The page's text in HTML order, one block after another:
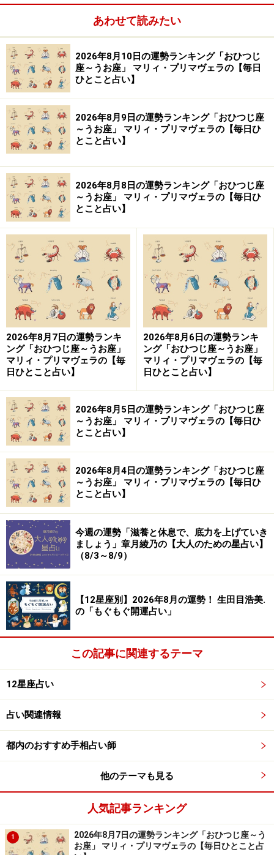
【編集部おすすめの購入サイト】
Amazonで占い関連の商品をチェック！
楽天市場で占い関連の商品をチェック！
あわせて読みたい
2026年8月10日の運勢ランキング「おひつじ
座～うお座」 マリィ・プリマヴェラの【毎日
ひとこと占い】
2026年8月9日の運勢ランキング「おひつじ座
～うお座」 マリィ・プリマヴェラの【毎日ひ
とこと占い】
2026年8月8日の運勢ランキング「おひつじ座
～うお座」 マリィ・プリマヴェラの【毎日ひ
とこと占い】
2026年8月7日の運勢ランキ
ング「おひつじ座～うお座」
マリィ・プリマヴェラの【毎
日ひとこと占い】
2026年8月6日の運勢ランキ
ング「おひつじ座～うお座」
マリィ・プリマヴェラの【毎
日ひとこと占い】
2026年8月5日の運勢ランキング「おひつじ座
～うお座」 マリィ・プリマヴェラの【毎日ひ
とこと占い】
2026年8月4日の運勢ランキング「おひつじ座
～うお座」 マリィ・プリマヴェラの【毎日ひ
とこと占い】
今週の運勢「滋養と休息で、底力を上げていき
ましょう」章月綾乃の【大人のための星占い】
（8/3～8/9）
【12星座別】2026年8月の運勢！ 生田目浩美.
の「もぐもぐ開運占い」
この記事に関連するテーマ
12星座占い
占い関連情報
都内のおすすめ手相占い師
他のテーマも見る
人気記事ランキング
1
2026年8月7日の運勢ランキング「おひつじ座～う
お座」 マリィ・プリマヴェラの【毎日ひとこと占